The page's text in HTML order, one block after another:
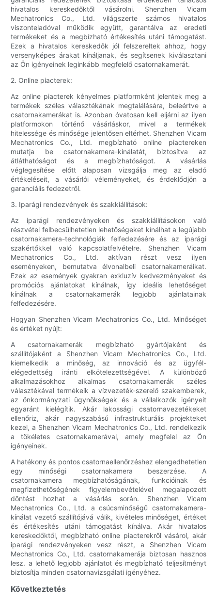
hivatalos kereskedőktől vásárolni. Shenzhen Vicam
Mechatronics Co., Ltd. világszerte számos hivatalos
viszonteladóval működik együtt, garantálva az eredeti
termékeket és a megbízható értékesítés utáni támogatást.
Ezek a hivatalos kereskedők jól felszereltek ahhoz, hogy
versenyképes árakat kínáljanak, és segítsenek kiválasztani
az Ön igényeinek leginkább megfelelő csatornakamerát.
2. Online piacterek:
Az online piacterek kényelmes platformként jelentek meg a
termékek széles választékának megtalálására, beleértve a
csatornakamerákat is. Azonban óvatosan kell eljárni az ilyen
platformokon történő vásárláskor, mivel a termékek
hitelessége és minősége jelentősen eltérhet. Shenzhen Vicam
Mechatronics Co., Ltd. megbízható online piactereken
mutatja be csatornakamera-kínálatát, biztosítva az
átláthatóságot és a megbízhatóságot. A vásárlás
véglegesítése előtt alaposan vizsgálja meg az eladó
értékeléseit, a vásárlói véleményeket, és érdeklődjön a
garanciális fedezetről.
3. Iparági rendezvények és szakkiállítások:
Az iparági rendezvényeken és szakkiállításokon való
részvétel felbecsülhetetlen lehetőségeket kínálhat a legújabb
csatornakamera-technológiák felfedezésére és az iparági
szakértőkkel való kapcsolatfelvételre. Shenzhen Vicam
Mechatronics Co., Ltd. aktívan részt vesz ilyen
eseményeken, bemutatva élvonalbeli csatornakameráikat.
Ezek az események gyakran exkluzív kedvezményeket és
promóciós ajánlatokat kínálnak, így ideális lehetőséget
kínálnak a csatornakamerák legjobb ajánlatainak
felfedezésére.
Hogyan Shenzhen Vicam Mechatronics Co., Ltd. Minőséget
és értéket nyújt:
A csatornakamerák megbízható gyártójaként és
szállítójaként a Shenzhen Vicam Mechatronics Co., Ltd.
kiemelkedik a minőség, az innováció és az ügyfél-
elégedettség iránti elkötelezettségével. A különböző
alkalmazásokhoz alkalmas csatornakamerák széles
választékával termékeik a vízvezeték-szerelő szakemberek,
az önkormányzati ügynökségek és a vállalkozók igényeit
egyaránt kielégítik. Akár lakossági csatornavezetékeket
ellenőriz, akár nagyszabású infrastrukturális projekteket
kezel, a Shenzhen Vicam Mechatronics Co., Ltd. rendelkezik
a tökéletes csatornakamerával, amely megfelel az Ön
igényeinek.
A hatékony és pontos csatornaellenőrzéshez elengedhetetlen
egy minőségi csatornakamera beszerzése. A
csatornakamera megbízhatóságának, funkcióinak és
megfizethetőségének figyelembevételével megalapozott
döntést hozhat a vásárlás során. Shenzhen Vicam
Mechatronics Co., Ltd. a csúcsminőségű csatornakamera-
kínálat vezető szállítójává válik, kivételes minőséget, értéket
és értékesítés utáni támogatást kínálva. Akár hivatalos
kereskedőktől, megbízható online piacterekről vásárol, akár
iparági rendezvényeken vesz részt, a Shenzhen Vicam
Mechatronics Co., Ltd. csatornakamerája biztosan hasznos
lesz. a lehető legjobb ajánlatot és megbízható teljesítményt
biztosítja minden csatornavizsgálati igényéhez.
Következtetés